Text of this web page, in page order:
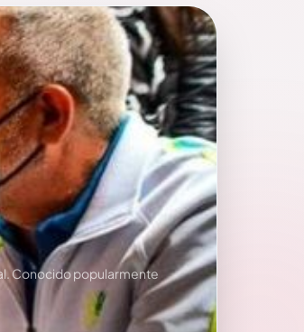
Conocido popularmente